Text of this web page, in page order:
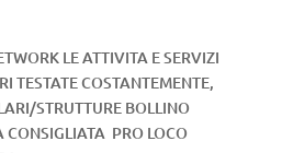
LE ATTIVITA E SERVIZI
TESTATE COSTANTEMENTE,
STRUTTURE BOLLINO
CONSIGLIATA PRO LOCO